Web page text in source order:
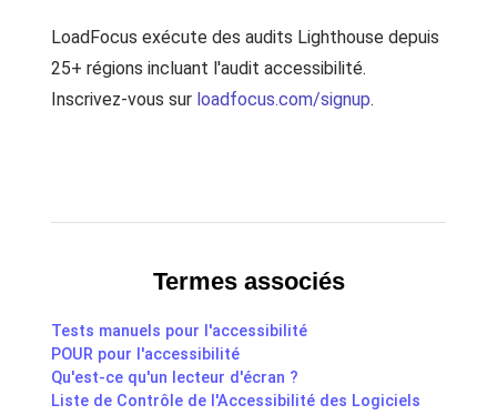
LoadFocus exécute des audits Lighthouse depuis
25+ régions incluant l'audit accessibilité.
Inscrivez-vous sur loadfocus.com/signup.
Termes associés
Tests manuels pour l'accessibilité
POUR pour l'accessibilité
Qu'est-ce qu'un lecteur d'écran ?
Liste de Contrôle de l'Accessibilité des Logiciels